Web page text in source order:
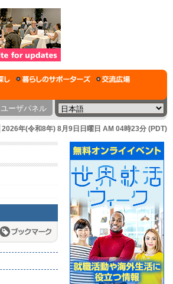
ユーザパネル
2026年(令和8年) 8月9日日曜日 AM 04時23分 (PDT)